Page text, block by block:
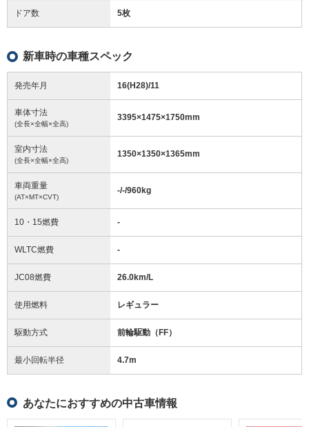
ドア数 5枚
新車時の車種スペック
発売年月 16(H28)/11
車体寸法
(全長×全幅×全高)
3395×1475×1750mm
室内寸法
(全長×全幅×全高)
1350×1350×1365mm
車両重量
(AT×MT×CVT)
-/-/960kg
10・15燃費 -
WLTC燃費 -
JC08燃費 26.0km/L
使用燃料 レギュラー
駆動方式 前輪駆動（FF）
最小回転半径 4.7m
あなたにおすすめの中古車情報